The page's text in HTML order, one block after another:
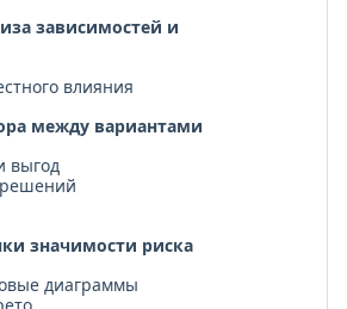
зависимостей и
влияния
между вариантами
выгод
значимости риска
диаграммы